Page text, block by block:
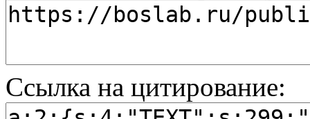
Ссылка на цитирование: